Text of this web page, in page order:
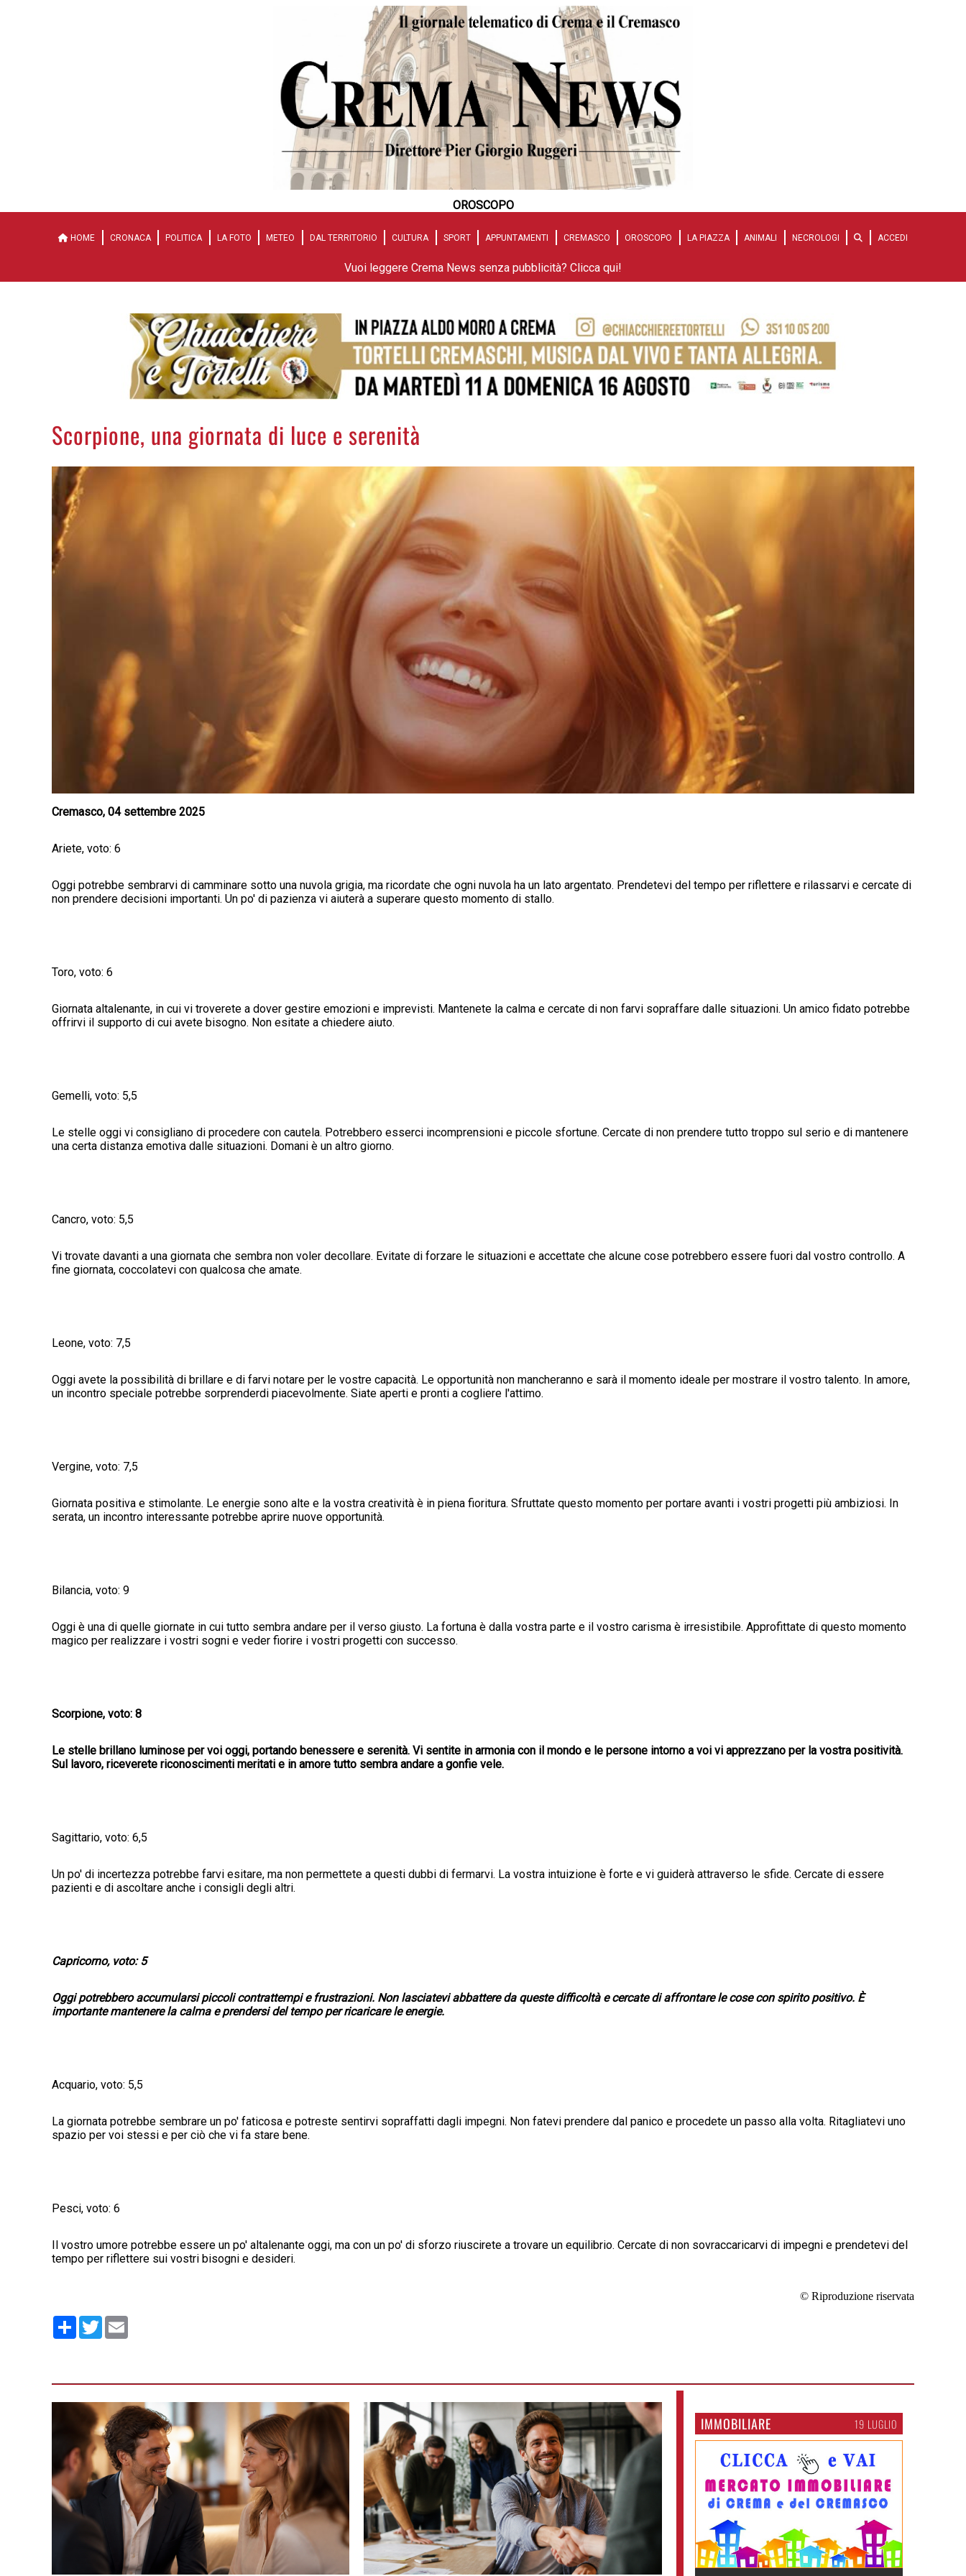
OROSCOPO
HOME CRONACA POLITICA LA FOTO METEO DAL TERRITORIO CULTURA SPORT APPUNTAMENTI CREMASCO OROSCOPO LA PIAZZA ANIMALI NECROLOGI ACCEDI
Vuoi leggere Crema News senza pubblicità? Clicca qui!
Scorpione, una giornata di luce e serenità
Cremasco, 04 settembre 2025
Ariete, voto: 6
Oggi potrebbe sembrarvi di camminare sotto una nuvola grigia, ma ricordate che ogni nuvola ha un lato argentato. Prendetevi del tempo per riflettere e rilassarvi e cercate di
non prendere decisioni importanti. Un po' di pazienza vi aiuterà a superare questo momento di stallo.
Toro, voto: 6
Giornata altalenante, in cui vi troverete a dover gestire emozioni e imprevisti. Mantenete la calma e cercate di non farvi sopraffare dalle situazioni. Un amico fidato potrebbe
offrirvi il supporto di cui avete bisogno. Non esitate a chiedere aiuto.
Gemelli, voto: 5,5
Le stelle oggi vi consigliano di procedere con cautela. Potrebbero esserci incomprensioni e piccole sfortune. Cercate di non prendere tutto troppo sul serio e di mantenere
una certa distanza emotiva dalle situazioni. Domani è un altro giorno.
Cancro, voto: 5,5
Vi trovate davanti a una giornata che sembra non voler decollare. Evitate di forzare le situazioni e accettate che alcune cose potrebbero essere fuori dal vostro controllo. A
fine giornata, coccolatevi con qualcosa che amate.
Leone, voto: 7,5
Oggi avete la possibilità di brillare e di farvi notare per le vostre capacità. Le opportunità non mancheranno e sarà il momento ideale per mostrare il vostro talento. In amore,
un incontro speciale potrebbe sorprenderdi piacevolmente. Siate aperti e pronti a cogliere l'attimo.
Vergine, voto: 7,5
Giornata positiva e stimolante. Le energie sono alte e la vostra creatività è in piena fioritura. Sfruttate questo momento per portare avanti i vostri progetti più ambiziosi. In
serata, un incontro interessante potrebbe aprire nuove opportunità.
Bilancia, voto: 9
Oggi è una di quelle giornate in cui tutto sembra andare per il verso giusto. La fortuna è dalla vostra parte e il vostro carisma è irresistibile. Approfittate di questo momento
magico per realizzare i vostri sogni e veder fiorire i vostri progetti con successo.
Scorpione, voto: 8
Le stelle brillano luminose per voi oggi, portando benessere e serenità. Vi sentite in armonia con il mondo e le persone intorno a voi vi apprezzano per la vostra positività.
Sul lavoro, riceverete riconoscimenti meritati e in amore tutto sembra andare a gonfie vele.
Sagittario, voto: 6,5
Un po' di incertezza potrebbe farvi esitare, ma non permettete a questi dubbi di fermarvi. La vostra intuizione è forte e vi guiderà attraverso le sfide. Cercate di essere
pazienti e di ascoltare anche i consigli degli altri.
Capricorno, voto: 5
Oggi potrebbero accumularsi piccoli contrattempi e frustrazioni. Non lasciatevi abbattere da queste difficoltà e cercate di affrontare le cose con spirito positivo. È
importante mantenere la calma e prendersi del tempo per ricaricare le energie.
Acquario, voto: 5,5
La giornata potrebbe sembrare un po' faticosa e potreste sentirvi sopraffatti dagli impegni. Non fatevi prendere dal panico e procedete un passo alla volta. Ritagliatevi uno
spazio per voi stessi e per ciò che vi fa stare bene.
Pesci, voto: 6
Il vostro umore potrebbe essere un po' altalenante oggi, ma con un po' di sforzo riuscirete a trovare un equilibrio. Cercate di non sovraccaricarvi di impegni e prendetevi del
tempo per riflettere sui vostri bisogni e desideri.
© Riproduzione riservata
Condividi
Twitter
IMMOBILIARE 19 LUGLIO